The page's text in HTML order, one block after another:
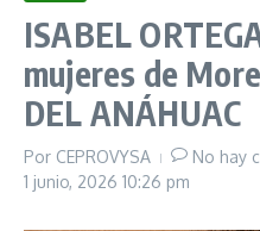
ISABEL
mujeres de
DEL ANÁHUAC
Por CEPROVYSA
No hay
1 junio, 2026 10:26 pm